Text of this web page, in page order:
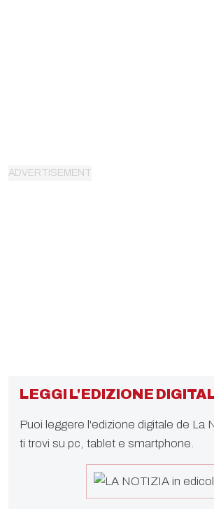
LEGGI L'EDIZIONE
Puoi leggere l'edizione digitale de La
ti trovi su pc, tablet e smartphone.